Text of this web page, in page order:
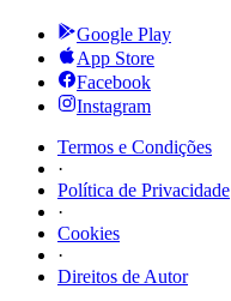
Google Play
App Store
Facebook
Instagram
Termos e Condições
·
Política de Privacidade
·
Cookies
·
Direitos de Autor